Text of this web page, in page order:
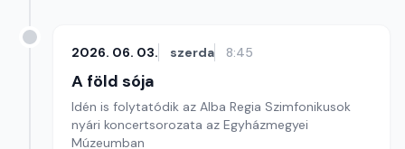
2026. 06. 03. szerda 8:45
A föld sója
Idén is folytatódik az Alba Regia Szimfonikusok
nyári koncertsorozata az Egyházmegyei
Múzeumban